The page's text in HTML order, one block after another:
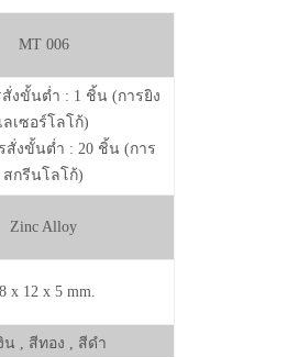
MT 006
งขั้นต่ำ : 1 ชิ้น (การยิง
เลเซอร์โลโก้)
สั่งขั้นต่ำ : 20 ชิ้น (การ
สกรีนโลโก้)
Zinc Alloy
x 12 x 5 mm.
น , สีทอง , สีดำ